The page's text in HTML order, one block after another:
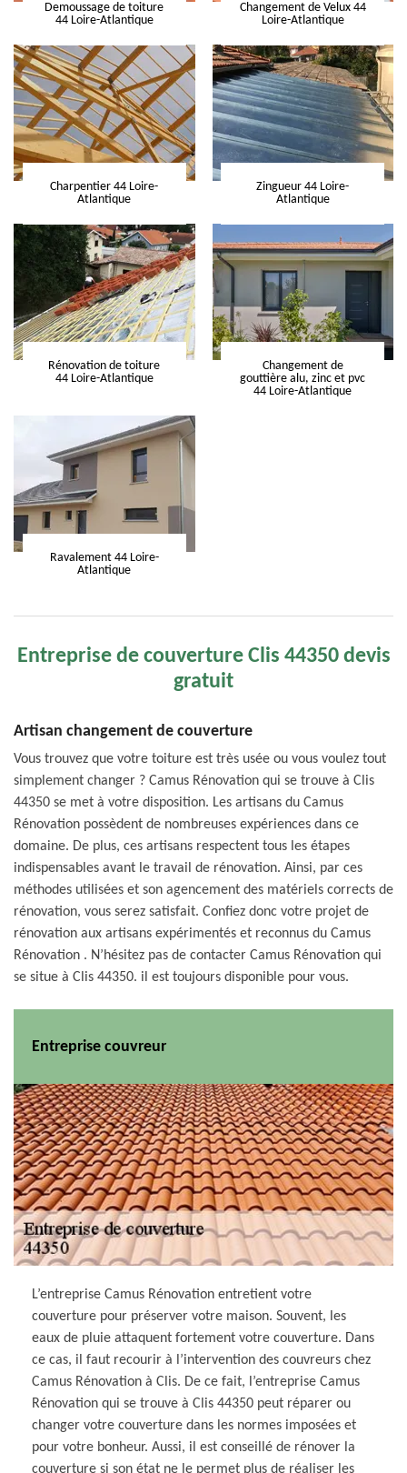
Demoussage de toiture
44 Loire-Atlantique
Changement de Velux 44
Loire-Atlantique
Charpentier 44 Loire-
Atlantique
Zingueur 44 Loire-
Atlantique
Rénovation de toiture
44 Loire-Atlantique
Changement de
gouttière alu, zinc et pvc
44 Loire-Atlantique
Ravalement 44 Loire-
Atlantique
Entreprise de couverture Clis 44350 devis
gratuit
Artisan changement de couverture
Vous trouvez que votre toiture est très usée ou vous voulez tout
simplement changer ? Camus Rénovation qui se trouve à Clis
44350 se met à votre disposition. Les artisans du Camus
Rénovation possèdent de nombreuses expériences dans ce
domaine. De plus, ces artisans respectent tous les étapes
indispensables avant le travail de rénovation. Ainsi, par ces
méthodes utilisées et son agencement des matériels corrects de
rénovation, vous serez satisfait. Confiez donc votre projet de
rénovation aux artisans expérimentés et reconnus du Camus
Rénovation . N’hésitez pas de contacter Camus Rénovation qui
se situe à Clis 44350. il est toujours disponible pour vous.
Entreprise couvreur
L’entreprise Camus Rénovation entretient votre
couverture pour préserver votre maison. Souvent, les
eaux de pluie attaquent fortement votre couverture. Dans
ce cas, il faut recourir à l’intervention des couvreurs chez
Camus Rénovation à Clis. De ce fait, l’entreprise Camus
Rénovation qui se trouve à Clis 44350 peut réparer ou
changer votre couverture dans les normes imposées et
pour votre bonheur. Aussi, il est conseillé de rénover la
couverture si son état ne le permet plus de réaliser les